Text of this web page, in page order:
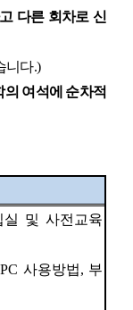
다른 회차로 신
니다.)
여석에 순차적
실 및 사전교육
PC 사용방법, 부